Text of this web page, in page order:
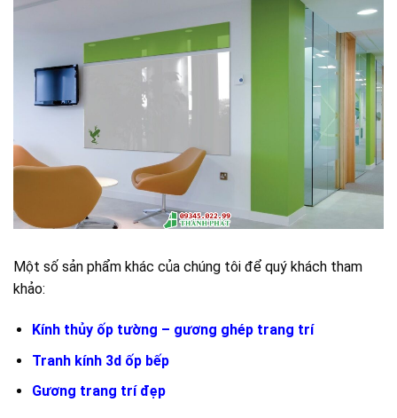
Một số sản phẩm khác của chúng tôi để quý khách tham
khảo:
Kính thủy ốp tường – gương ghép trang trí
Tranh kính 3d ốp bếp
Gương trang trí đẹp